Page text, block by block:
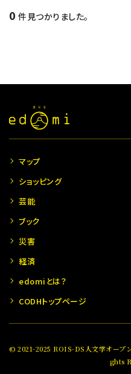
0 件見つかりました。
マップ
ショッピング
芸能
ブック
災害
経済
edomiとは？
CODHトップページ
© 2021-2025 ROIS-DS人文学オープ
ghts